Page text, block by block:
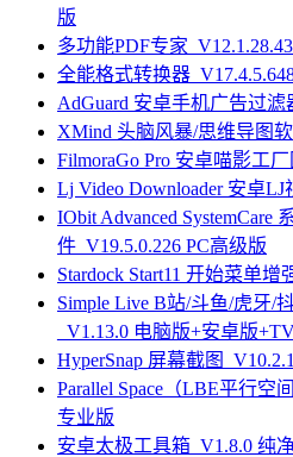
版
多功能PDF专家
全能格式转换器
AdGuard 安卓手机广告过滤
XMind 头脑风暴/思维导图
FilmoraGo Pro 安卓喵影工
Lj Video Downloader 安卓
IObit Advanced
件_V19.5.0.226 PC高级版
Stardock Start11 开始菜单
Simple Live B站/斗鱼/虎牙/
_V1.13.0 电脑版+安卓版
HyperSnap 屏幕截图
Parallel Space（LBE平行空
专业版
安卓太极工具箱_V1.8.0 纯